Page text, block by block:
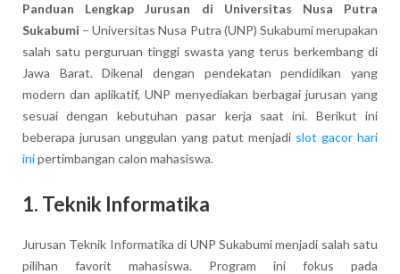
Panduan Lengkap Jurusan di Universitas Nusa Putra
Sukabumi – Universitas Nusa Putra (UNP) Sukabumi merupakan
salah satu perguruan tinggi swasta yang terus berkembang di
Jawa Barat. Dikenal dengan pendekatan pendidikan yang
modern dan aplikatif, UNP menyediakan berbagai jurusan yang
sesuai dengan kebutuhan pasar kerja saat ini. Berikut ini
beberapa jurusan unggulan yang patut menjadi slot gacor hari
inipertimbangan calon mahasiswa.
1. Teknik Informatika
Jurusan Teknik Informatika di UNP Sukabumi menjadi salah satu
pilihan favorit mahasiswa. Program ini fokus pada